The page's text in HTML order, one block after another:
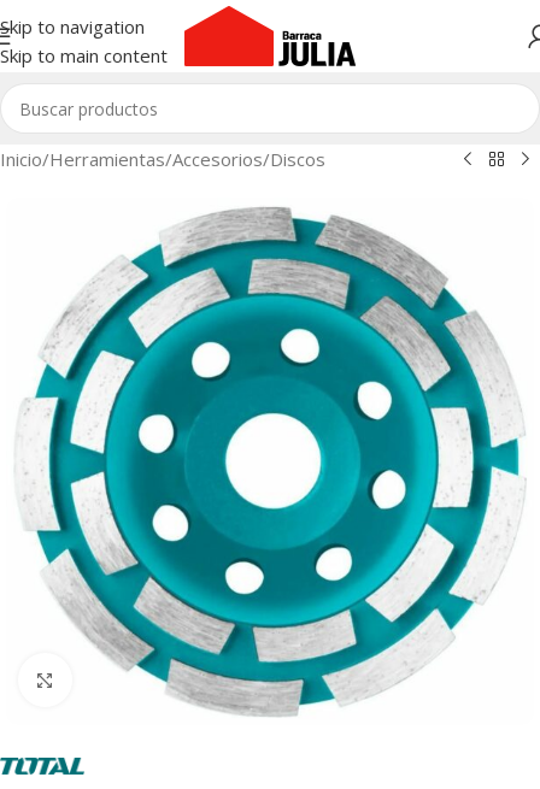
Skip to navigation
Skip to main content
Inicio/Herramientas/Accesorios/Discos
Clic para ampliar